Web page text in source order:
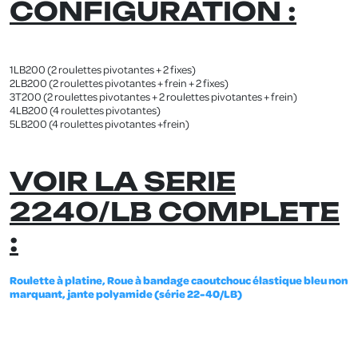
CONFIGURATION :
1LB200 (2 roulettes pivotantes + 2 fixes)
2LB200 (2 roulettes pivotantes + frein + 2 fixes)
3T200 (2 roulettes pivotantes + 2 roulettes pivotantes + frein)
4LB200 (4 roulettes pivotantes)
5LB200 (4 roulettes pivotantes +frein)
VOIR LA SERIE
2240/LB COMPLETE
:
Roulette à platine, Roue à bandage caoutchouc élastique bleu non
marquant, jante polyamide (série 22-40/LB)